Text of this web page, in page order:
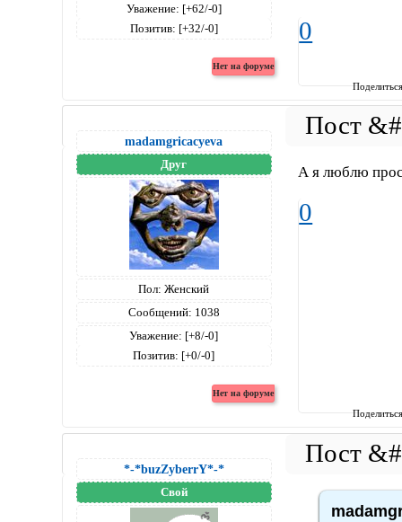
Уважение: [+62/-0]
Позитив: [+32/-0] 0
madamgricacyeva
Друг
Пол: Женский
Сообщений: 1038
Уважение: [+8/-0]
Позитив: [+0/-0]
А я люблю
0
*-*buzZyberrY*-*
Свой